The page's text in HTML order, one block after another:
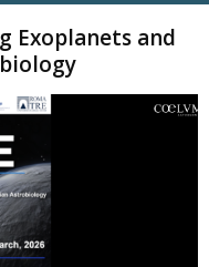
Exoplanets and